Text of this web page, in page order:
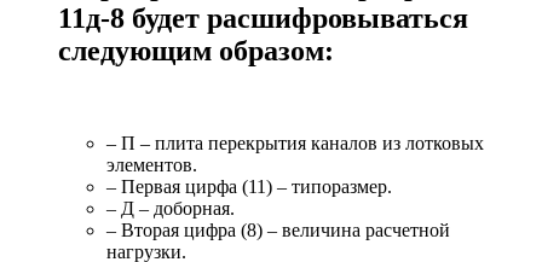
11д-8 будет расшифровываться
следующим образом:
– П – плита перекрытия каналов из лотковых
элементов.
– Первая цирфа (11) – типоразмер.
– Д – доборная.
– Вторая цифра (8) – величина расчетной
нагрузки.